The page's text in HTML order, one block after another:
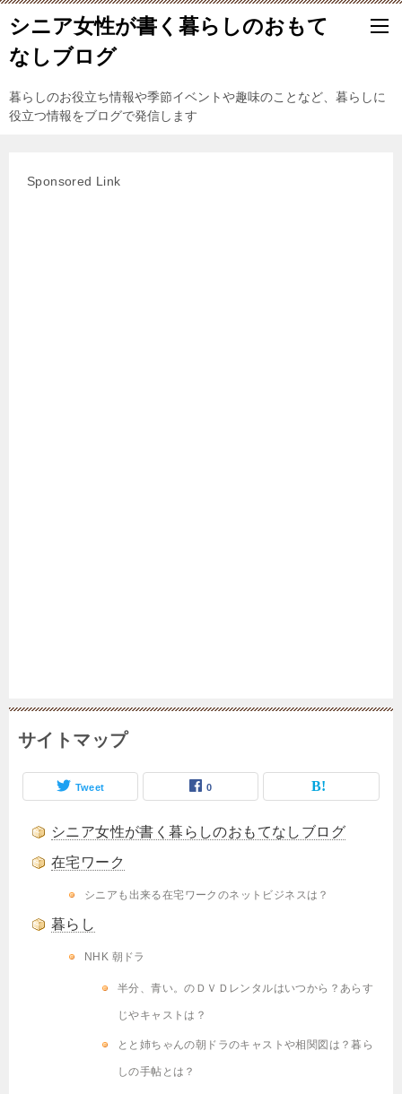
シニア女性が書く暮らしのおもて
なしブログ
暮らしのお役立ち情報や季節イベントや趣味のことなど、暮らしに
役立つ情報をブログで発信します
Sponsored Link
サイトマップ
Tweet 0
シニア女性が書く暮らしのおもてなしブログ
在宅ワーク
シニアも出来る在宅ワークのネットビジネスは？
暮らし
NHK 朝ドラ
半分、青い。のＤＶＤレンタルはいつから？あらす
じやキャストは？
とと姉ちゃんの朝ドラのキャストや相関図は？暮ら
しの手帖とは？